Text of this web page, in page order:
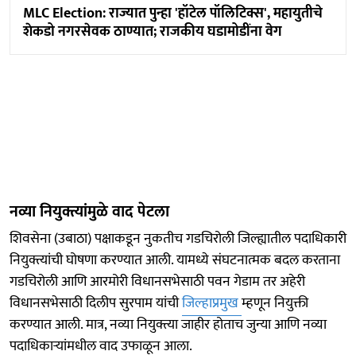
MLC Election: राज्यात पुन्हा 'हॉटेल पॉलिटिक्स', महायुतीचे
शेकडो नगरसेवक ठाण्यात; राजकीय घडामोडींना वेग
नव्या नियुक्त्यांमुळे वाद पेटला
शिवसेना (उबाठा) पक्षाकडून नुकतीच गडचिरोली जिल्ह्यातील पदाधिकारी
नियुक्त्यांची घोषणा करण्यात आली. यामध्ये संघटनात्मक बदल करताना
गडचिरोली आणि आरमोरी विधानसभेसाठी पवन गेडाम तर अहेरी
विधानसभेसाठी दिलीप सुरपाम यांचीजिल्हाप्रमुखम्हणून नियुक्ती
करण्यात आली. मात्र, नव्या नियुक्त्या जाहीर होताच जुन्या आणि नव्या
पदाधिकाऱ्यांमधील वाद उफाळून आला.